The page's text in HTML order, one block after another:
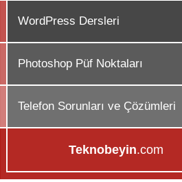
WordPress Dersleri
Photoshop Püf Noktaları
Telefon Sorunları ve Çözümleri
Teknobeyin.com